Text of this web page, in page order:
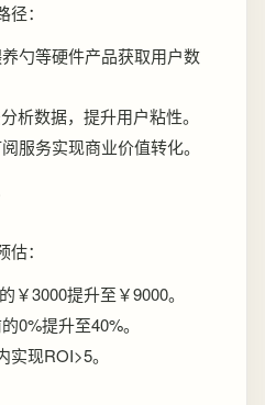
：
勺等硬件产品获取用户数
析数据，提升用户粘性。
服务实现商业价值转化。
：
￥3000提升至￥9000。
0%提升至40%。
实现ROI>5。